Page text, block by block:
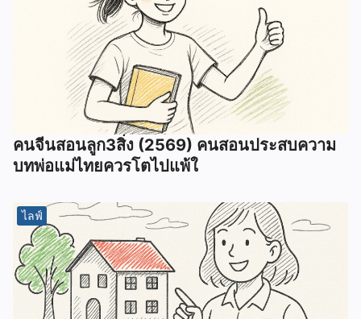
คนจีนสอนลูก3สิ่ง (2569) คนสอนประสบความ
บทพ่อแม่ไทยควรโตไปแพ้ใ
ไลฟ์